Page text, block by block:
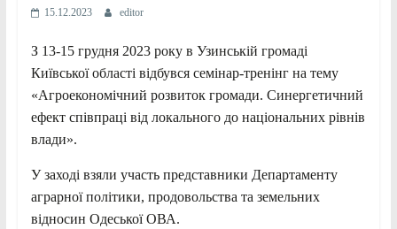
15.12.2023 editor
З 13-15 грудня 2023 року в Узинській громаді
Київської області відбувся семінар-тренінг на тему
«Агроекономічний розвиток громади. Синергетичний
ефект співпраці від локального до національних рівнів
влади».
У заході взяли участь представники Департаменту
аграрної політики, продовольства та земельних
відносин Одеської ОВА.